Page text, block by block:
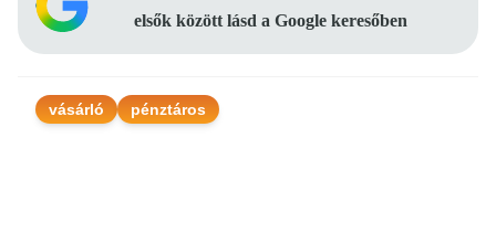
elsők között lásd a Google keresőben
vásárló pénztáros